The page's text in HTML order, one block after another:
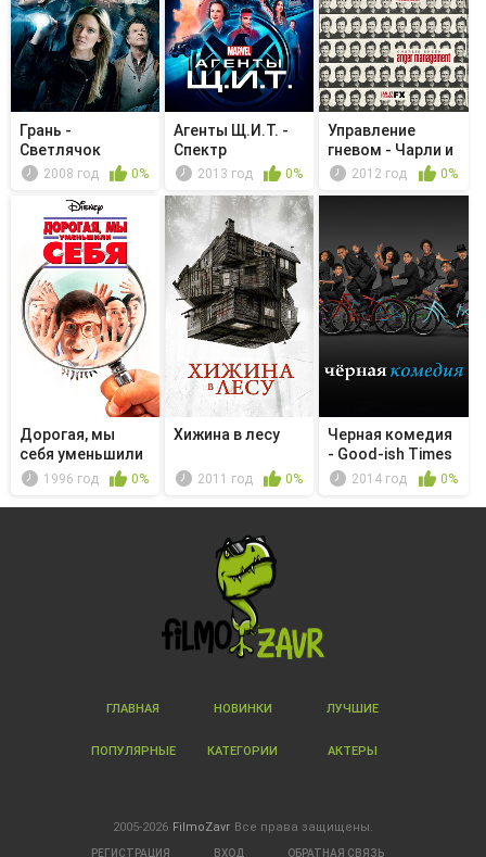
Грань -
Светлячок
2008 год 0%
Агенты Щ.И.Т. -
Спектр
возможностей
2013 год 0%
Управление
гневом - Чарли и
мать всех...
2012 год 0%
Дорогая, мы
себя уменьшили
1996 год 0%
Хижина в лесу
2011 год 0%
Черная комедия
- Good-ish Times
2014 год 0%
ГЛАВНАЯ НОВИНКИ ЛУЧШИЕ
ПОПУЛЯРНЫЕ КАТЕГОРИИ АКТЕРЫ
2005-2026 FilmoZavr Все права защищены.
РЕГИСТРАЦИЯ ВХОД ОБРАТНАЯ СВЯЗЬ